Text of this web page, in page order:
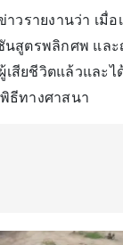
วรายงานว่า​ เมื่อ
นสูตรพลิกศพ และ
ยชีวิตแล้วและได้
ธีทางศาสนา